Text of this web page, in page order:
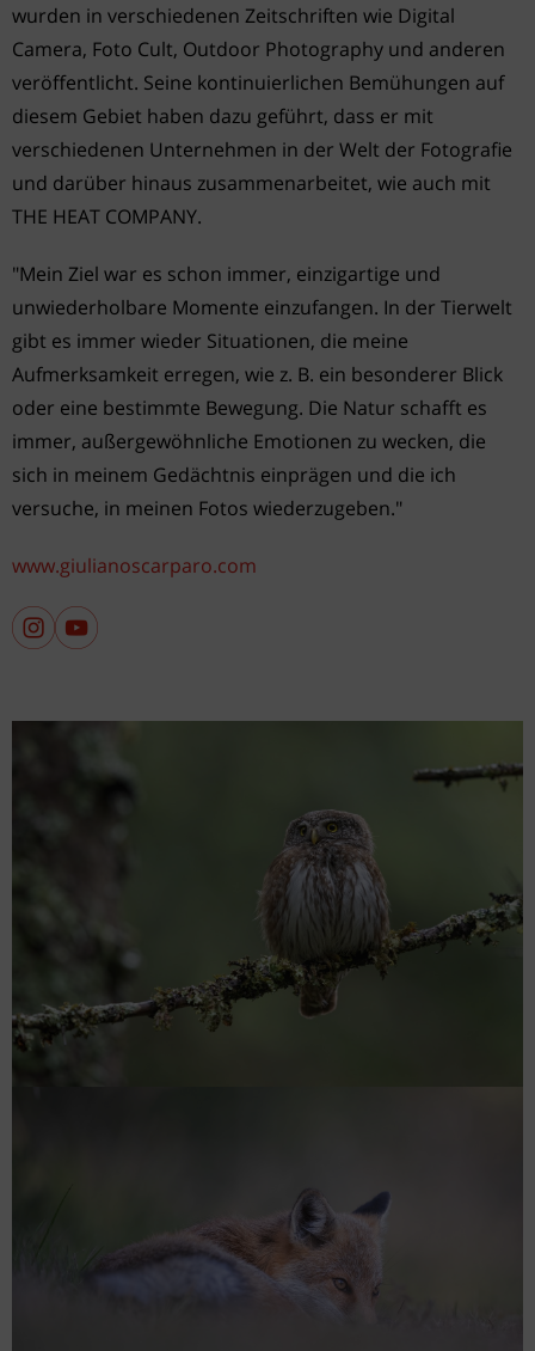
wurden in verschiedenen Zeitschriften wie Digital
Camera, Foto Cult, Outdoor Photography und anderen
veröffentlicht. Seine kontinuierlichen Bemühungen auf
diesem Gebiet haben dazu geführt, dass er mit
verschiedenen Unternehmen in der Welt der Fotografie
und darüber hinaus zusammenarbeitet, wie auch mit
THE HEAT COMPANY.
"Mein Ziel war es schon immer, einzigartige und
unwiederholbare Momente einzufangen. In der Tierwelt
gibt es immer wieder Situationen, die meine
Aufmerksamkeit erregen, wie z. B. ein besonderer Blick
oder eine bestimmte Bewegung. Die Natur schafft es
immer, außergewöhnliche Emotionen zu wecken, die
sich in meinem Gedächtnis einprägen und die ich
versuche, in meinen Fotos wiederzugeben."
www.giulianoscarparo.com